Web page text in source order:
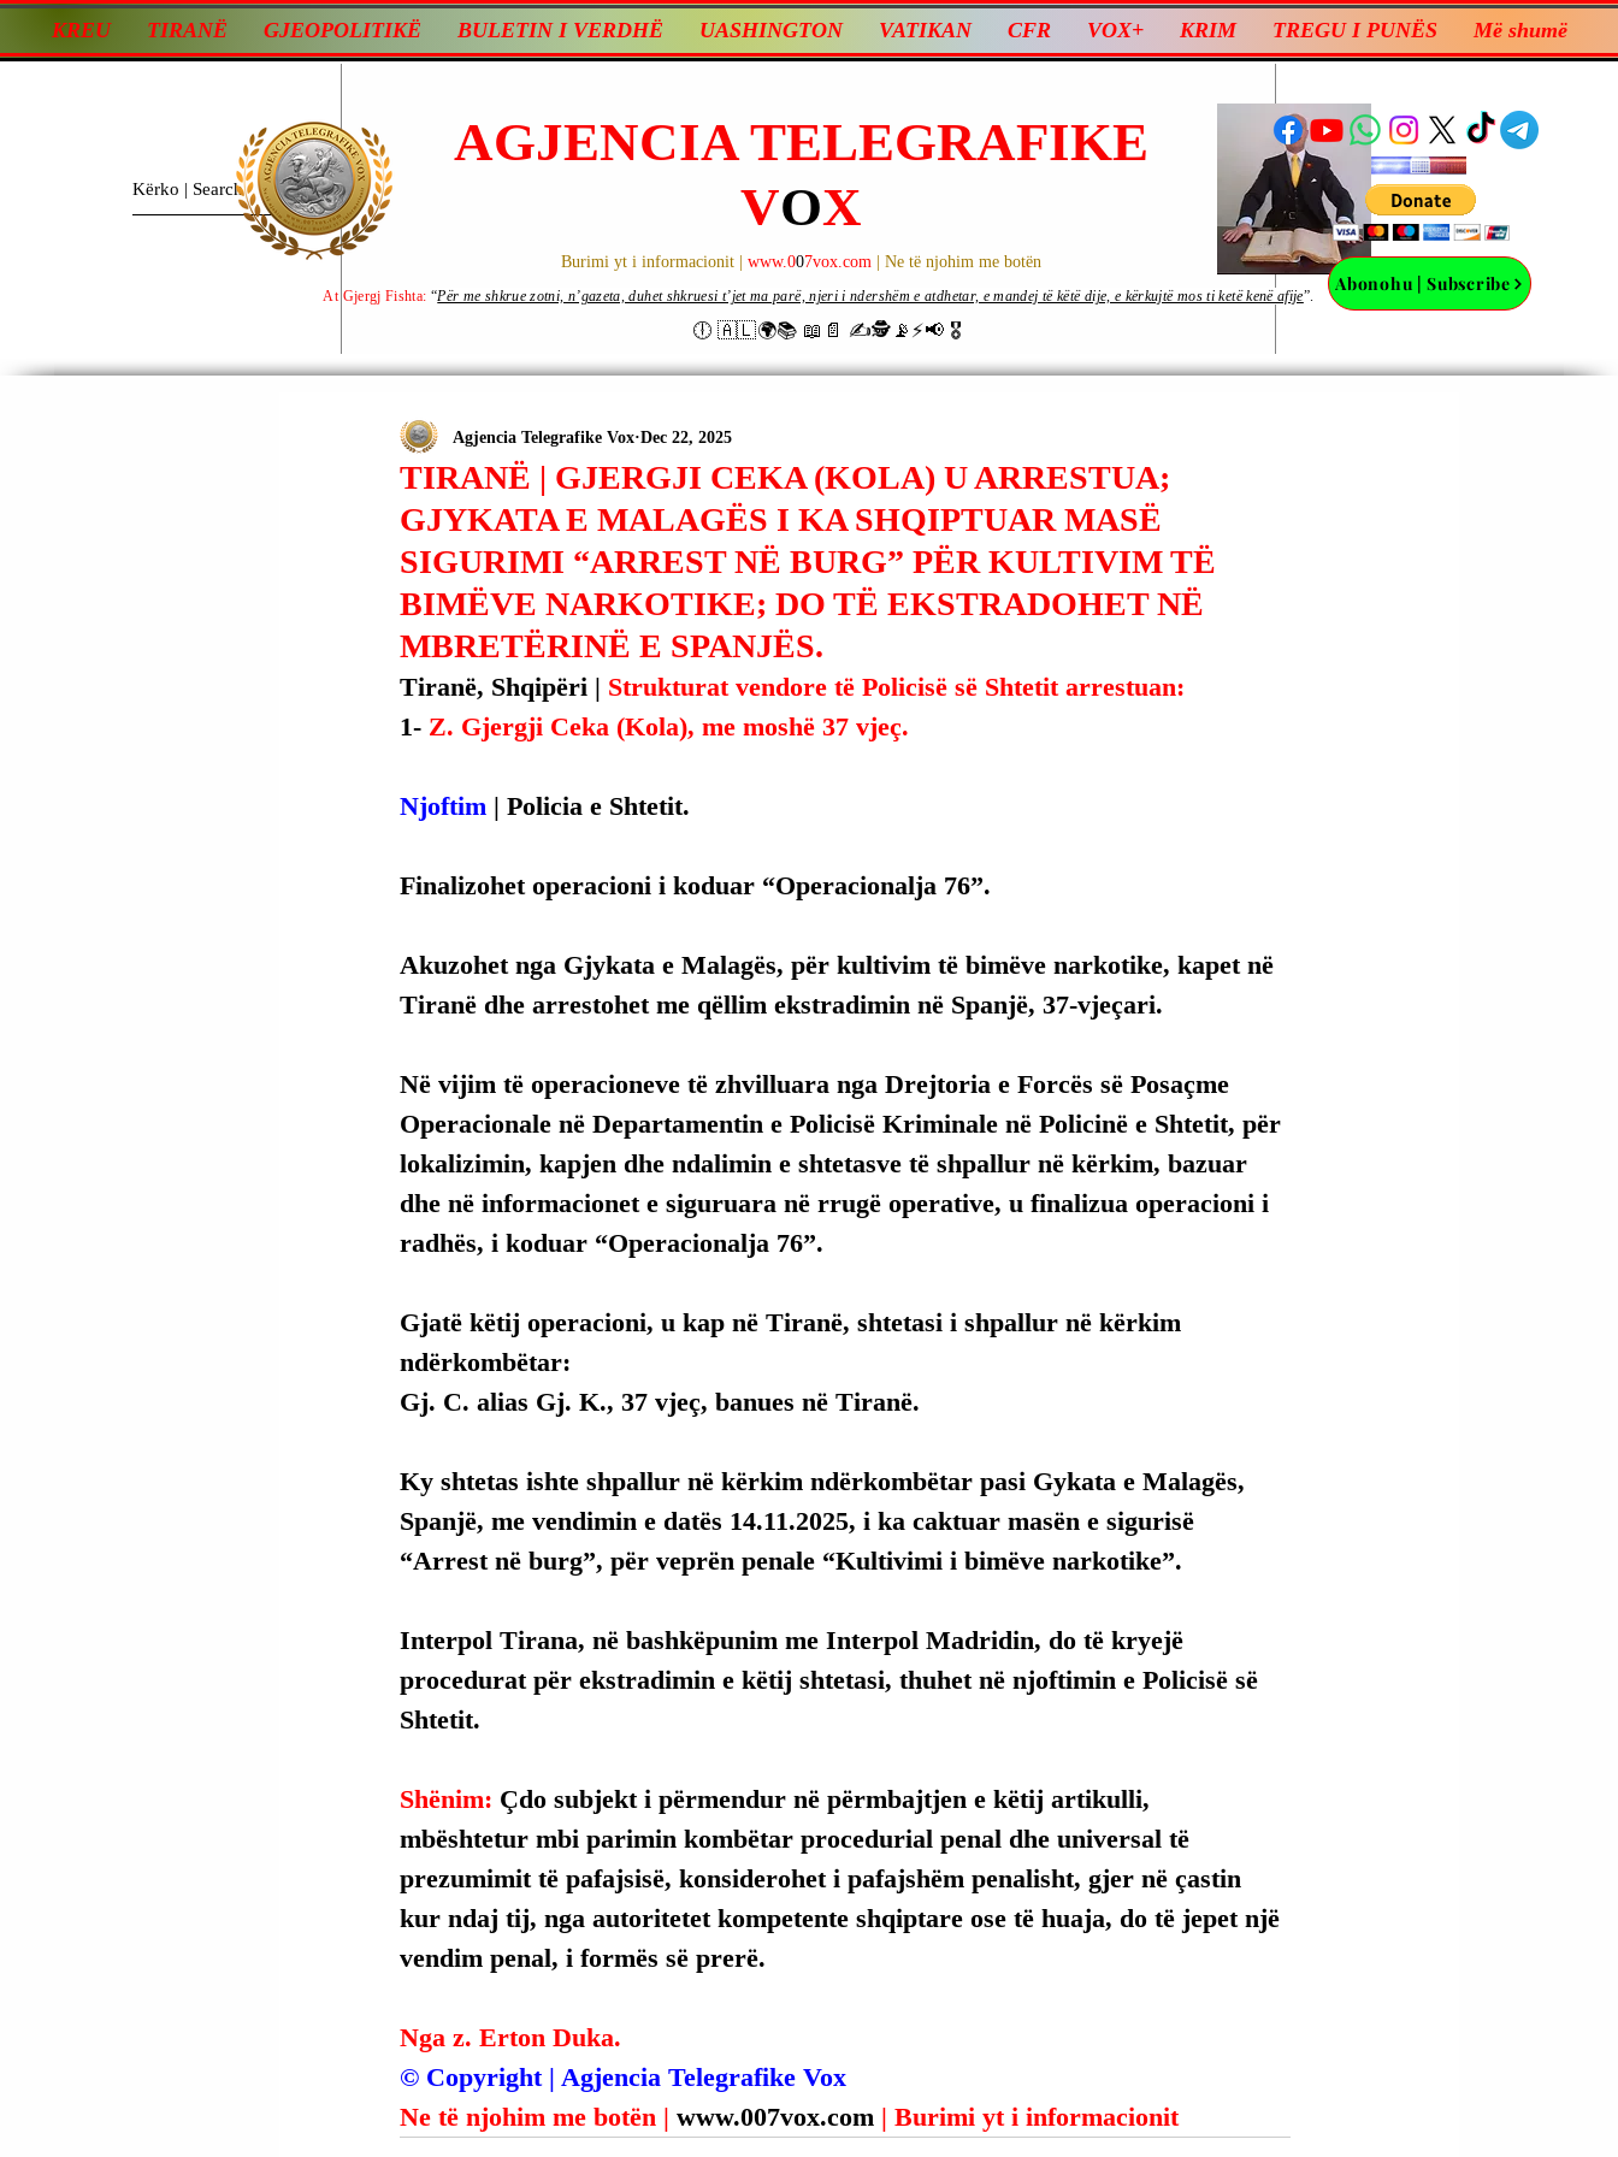
KREU TIRANË GJEOPOLITIKË BULETIN I VERDHË UASHINGTON VATIKAN CFR VOX+ KRIM TREGU I PUNËS Më shumë
AGJENCIA TELEGRAFIKE
VOX
Burimi yt i informacionit | www.007vox.com | Ne të njohim me botën
🕕 🇦🇱🌍📚 📖📄 ✍🕵️📡⚡️📢 🎖
Abonohu | Subscribe
At Gjergj Fishta: “Për me shkrue zotni, n’gazeta, duhet shkruesi t’jet ma parë, njeri i ndershëm e atdhetar, e mandej të këtë dije, e kërkujtë mos ti ketë kenë afije”.
TIRANË | GJERGJI CEKA (KOLA) U ARRESTUA;
GJYKATA E MALAGËS I KA SHQIPTUAR MASË
SIGURIMI “ARREST NË BURG” PËR KULTIVIM TË
BIMËVE NARKOTIKE; DO TË EKSTRADOHET NË
MBRETËRINË E SPANJËS.
Agjencia Telegrafike Vox Dec 22, 2025
Tiranë, Shqipëri | Strukturat vendore të Policisë së Shtetit arrestuan:
1- Z. Gjergji Ceka (Kola), me moshë 37 vjeç.
Njoftim | Policia e Shtetit.
Finalizohet operacioni i koduar “Operacionalja 76”.
Akuzohet nga Gjykata e Malagës, për kultivim të bimëve narkotike, kapet në
Tiranë dhe arrestohet me qëllim ekstradimin në Spanjë, 37-vjeçari.
Në vijim të operacioneve të zhvilluara nga Drejtoria e Forcës së Posaçme
Operacionale në Departamentin e Policisë Kriminale në Policinë e Shtetit, për
lokalizimin, kapjen dhe ndalimin e shtetasve të shpallur në kërkim, bazuar
dhe në informacionet e siguruara në rrugë operative, u finalizua operacioni i
radhës, i koduar “Operacionalja 76”.
Gjatë këtij operacioni, u kap në Tiranë, shtetasi i shpallur në kërkim
ndërkombëtar:
Gj. C. alias Gj. K., 37 vjeç, banues në Tiranë.
Ky shtetas ishte shpallur në kërkim ndërkombëtar pasi Gykata e Malagës,
Spanjë, me vendimin e datës 14.11.2025, i ka caktuar masën e sigurisë
“Arrest në burg”, për veprën penale “Kultivimi i bimëve narkotike”.
Interpol Tirana, në bashkëpunim me Interpol Madridin, do të kryejë
procedurat për ekstradimin e këtij shtetasi, thuhet në njoftimin e Policisë së
Shtetit.
Shënim: Çdo subjekt i përmendur në përmbajtjen e këtij artikulli,
mbështetur mbi parimin kombëtar procedurial penal dhe universal të
prezumimit të pafajsisë, konsiderohet i pafajshëm penalisht, gjer në çastin
kur ndaj tij, nga autoritetet kompetente shqiptare ose të huaja, do të jepet një
vendim penal, i formës së prerë.
Nga z. Erton Duka.
© Copyright | Agjencia Telegrafike Vox
Ne të njohim me botën | www.007vox.com | Burimi yt i informacionit